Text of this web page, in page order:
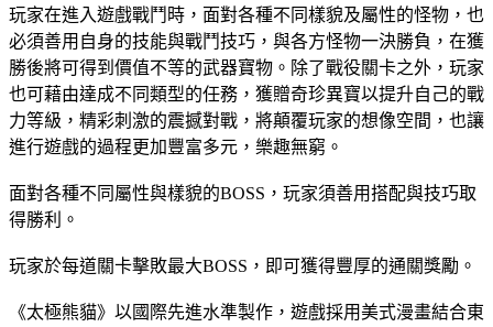
玩家在進入遊戲戰鬥時，面對各種不同樣貌及屬性的怪物，也
必須善用自身的技能與戰鬥技巧，與各方怪物一決勝負，在獲
勝後將可得到價值不等的武器寶物。除了戰役關卡之外，玩家
也可藉由達成不同類型的任務，獲贈奇珍異寶以提升自己的戰
力等級，精彩刺激的震撼對戰，將顛覆玩家的想像空間，也讓
進行遊戲的過程更加豐富多元，樂趣無窮。
面對各種不同屬性與樣貌的BOSS，玩家須善用搭配與技巧取
得勝利。
玩家於每道關卡擊敗最大BOSS，即可獲得豐厚的通關獎勵。
《太極熊貓》以國際先進水準製作，遊戲採用美式漫畫結合東